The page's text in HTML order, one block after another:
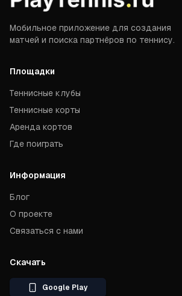
Мобильное приложение для создания
матчей и поиска партнёров по теннису.
Площадки
Теннисные клубы
Теннисные корты
Аренда кортов
Где поиграть
Информация
Блог
О проекте
Связаться с нами
Скачать
Google Play